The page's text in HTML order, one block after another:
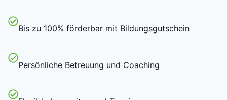
Bis zu 100% förderbar mit Bildungsgutschein
Persönliche Betreuung und Coaching